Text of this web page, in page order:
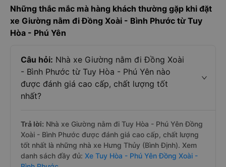
Những thắc mắc mà hàng khách thường gặp khi đặt
xe Giường nằm đi Đồng Xoài - Bình Phước từ Tuy
Hòa - Phú Yên
Câu hỏi: Nhà xe Giường nằm đi Đồng Xoài
- Bình Phước từ Tuy Hòa - Phú Yên nào
được đánh giá cao cấp, chất lượng tốt
nhất?
Trả lời: Nhà xe Giường nằm đi Tuy Hòa - Phú Yên Đồng
Xoài - Bình Phước được đánh giá cao cấp, chất lượng
tốt nhất là những nhà xe Hưng Thủy (Bình Định). Xem
danh sách đầy đủ: Xe Tuy Hòa - Phú Yên Đồng Xoài -